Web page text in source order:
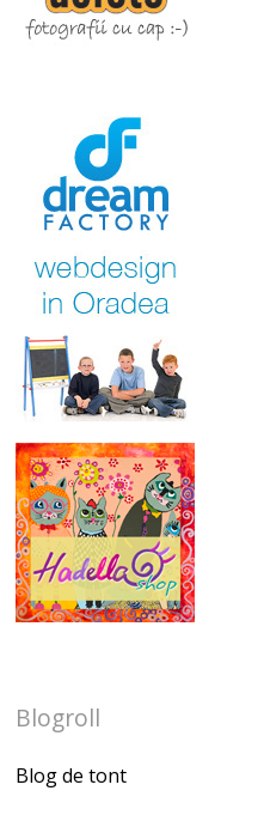
Blogroll
Blog de tont